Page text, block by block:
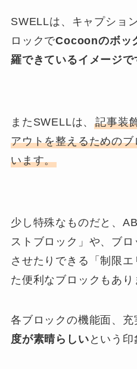
SWELLは、キャプショ
ロックでCocoonのボッ
羅できているイメージで
またSWELLは、記事装
アウトを整えるための
います。
少し特殊なものだと、
ストブロック」や、ブ
させたりできる「制限
た便利なブロックもあり
各ブロックの機能面、充
度が素晴らしい という印